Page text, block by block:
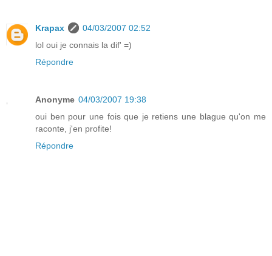
Krapax
04/03/2007 02:52
lol oui je connais la dif' =)
Répondre
Anonyme 04/03/2007 19:38
oui ben pour une fois que je retiens une blague qu'on me
raconte, j'en profite!
Répondre